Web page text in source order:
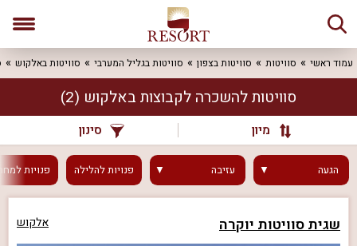
עמוד ראשי סוויטות סוויטות בצפון סוויטות בגליל המערבי סוויטות באלקוש
סוויטות להשכרה לקבוצות באלקוש (2)
מיון סינון
הגעה עזיבה פנויותלהלילה פנויות
שגית סוויטות יוקרה אלקוש